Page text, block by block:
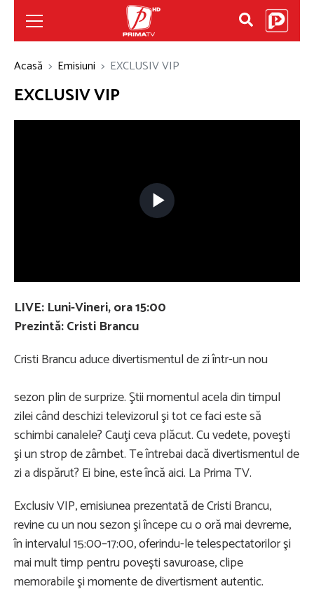
Acasă Emisiuni EXCLUSIV VIP
EXCLUSIV VIP
Play
LIVE: Luni-Vineri, ora 15:00
Prezintă: Cristi Brancu
Cristi Brancu aduce divertismentul de zi într-un nou
sezon plin de surprize. Ştii momentul acela din timpul
zilei când deschizi televizorul şi tot ce faci este să
schimbi canalele? Cauţi ceva plăcut. Cu vedete, poveşti
şi un strop de zâmbet. Te întrebai dacă divertismentul de
zi a dispărut? Ei bine, este încă aici. La Prima TV.
Exclusiv VIP, emisiunea prezentată de Cristi Brancu,
revine cu un nou sezon şi începe cu o oră mai devreme,
în intervalul 15:00–17:00, oferindu-le telespectatorilor şi
mai mult timp pentru poveşti savuroase, clipe
memorabile şi momente de divertisment autentic.